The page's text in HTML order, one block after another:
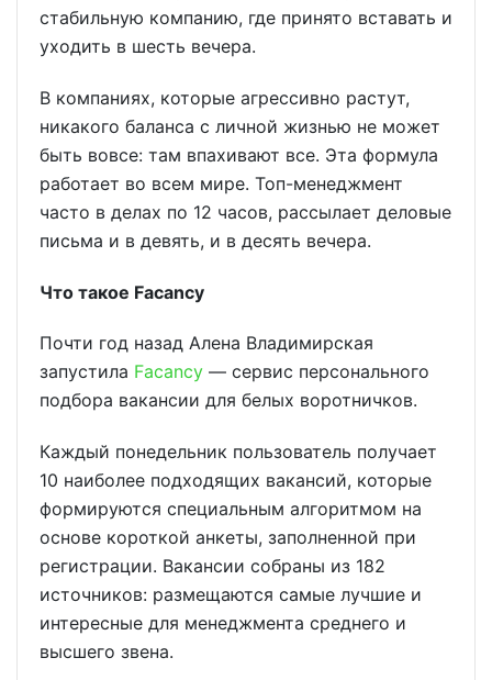
стабильную компанию, где принято вставать и
уходить в шесть вечера.
В компаниях, которые агрессивно растут,
никакого баланса с личной жизнью не может
быть вовсе: там впахивают все. Эта формула
работает во всем мире. Топ-менеджмент
часто в делах по 12 часов, рассылает деловые
письма и в девять, и в десять вечера.
Что такое Facancy
Почти год назад Алена Владимирская
запустила Facancy — сервис персонального
подбора вакансии для белых воротничков.
Каждый понедельник пользователь получает
10 наиболее подходящих вакансий, которые
формируются специальным алгоритмом на
основе короткой анкеты, заполненной при
регистрации. Вакансии собраны из 182
источников: размещаются самые лучшие и
интересные для менеджмента среднего и
высшего звена.